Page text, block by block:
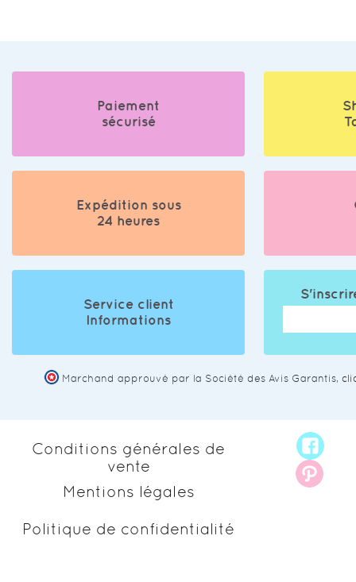
Paiement
sécurisé
Expédition sous
24 heures
Service client
Informations
Marchand approuvé par la Société des Avis Garantis,
Conditions générales de
vente
Mentions légales
Politique de confidentialité